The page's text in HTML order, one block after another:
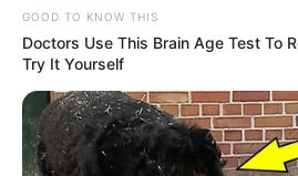
GOOD TO KNOW THIS
Doctors Use This Brain Age Test To
Try It Yourself